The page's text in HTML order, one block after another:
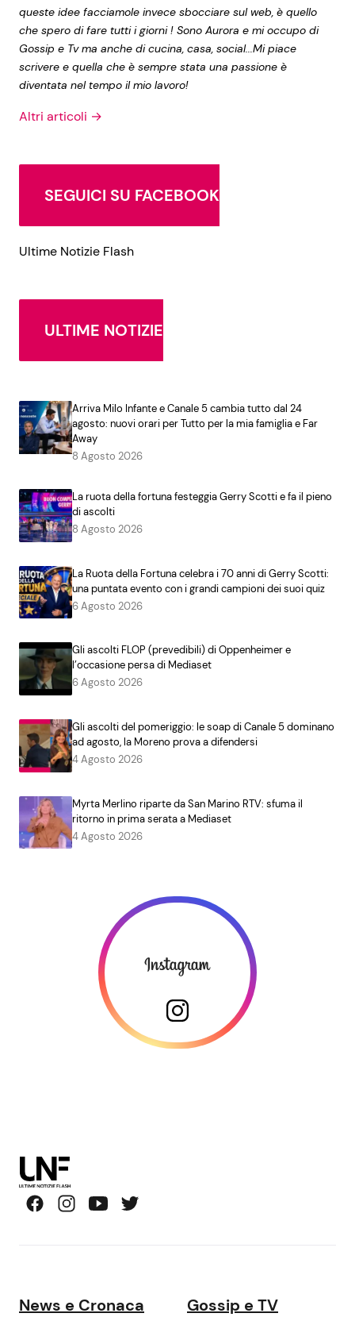
queste idee facciamole invece sbocciare sul web, è quello
che spero di fare tutti i giorni ! Sono Aurora e mi occupo di
Gossip e Tv ma anche di cucina, casa, social...Mi piace
scrivere e quella che è sempre stata una passione è
diventata nel tempo il mio lavoro!
Altri articoli →
SEGUICI SU FACEBOOK
Ultime Notizie Flash
ULTIME NOTIZIE
Arriva Milo Infante e Canale 5 cambia tutto dal 24
agosto: nuovi orari per Tutto per la mia famiglia e Far
Away
8 Agosto 2026
La ruota della fortuna festeggia Gerry Scotti e fa il pieno
di ascolti
8 Agosto 2026
La Ruota della Fortuna celebra i 70 anni di Gerry Scotti:
una puntata evento con i grandi campioni dei suoi quiz
6 Agosto 2026
Gli ascolti FLOP (prevedibili) di Oppenheimer e
l’occasione persa di Mediaset
6 Agosto 2026
Gli ascolti del pomeriggio: le soap di Canale 5 dominano
ad agosto, la Moreno prova a difendersi
4 Agosto 2026
Myrta Merlino riparte da San Marino RTV: sfuma il
ritorno in prima serata a Mediaset
4 Agosto 2026
News e Cronaca Gossip e TV